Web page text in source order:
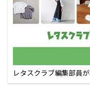
レタスクラブ編集部員